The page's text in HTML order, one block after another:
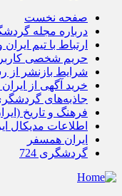
صفحه نخست
درباره مجله
ارتباط با تیم
حریم شخصی
شرایط بازنشر از
خرید آگهی از
جاذبه‌های
فرهنگ و تاریخ
اطلاعات مدیکال
ایران همسفر
گردشگری 724